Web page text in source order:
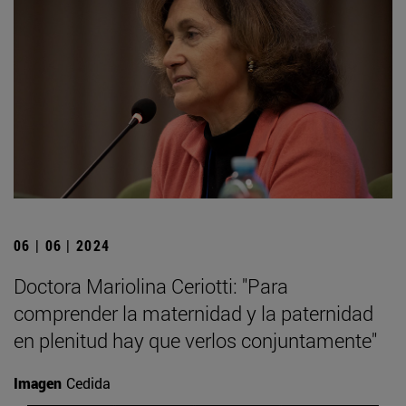
06 | 06 | 2024
Doctora Mariolina Ceriotti: "Para
comprender la maternidad y la paternidad
en plenitud hay que verlos conjuntamente"
Imagen Cedida